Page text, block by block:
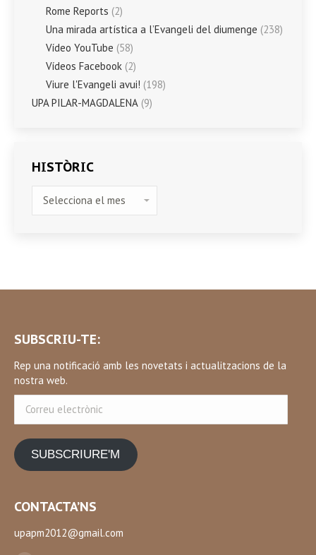
Rome Reports (2)
Una mirada artística a l’Evangeli del diumenge (238)
Vídeo YouTube (58)
Vídeos Facebook (2)
Viure l'Evangeli avui! (198)
UPA PILAR-MAGDALENA (9)
HISTÒRIC
SUBSCRIU-TE:
Rep una notificació amb les novetats i actualitzacions de la
nostra web.
electrònic
SUBSCRIURE'M
CONTACTA’NS
upapm2012@gmail.com